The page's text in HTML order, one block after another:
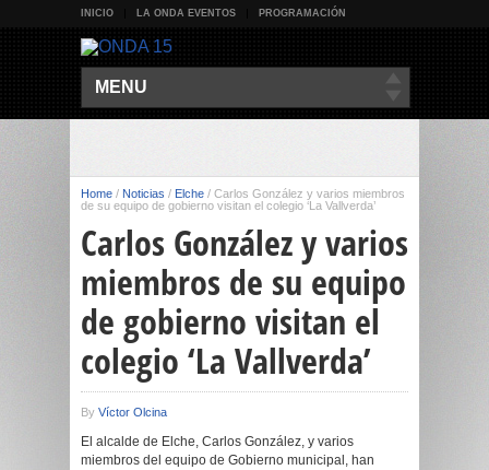
INICIO LA ONDA EVENTOS PROGRAMACIÓN
MENU
Home / Noticias / Elche / Carlos González y varios miembros
de su equipo de gobierno visitan el colegio ‘La Vallverda’
Carlos González y varios
miembros de su equipo
de gobierno visitan el
colegio ‘La Vallverda’
By Víctor Olcina
El alcalde de Elche, Carlos González, y varios
miembros del equipo de Gobierno municipal, han